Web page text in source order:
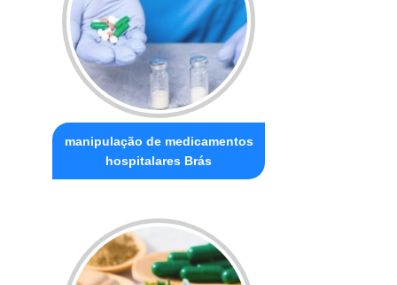
manipulação de medicamentos
hospitalares Brás